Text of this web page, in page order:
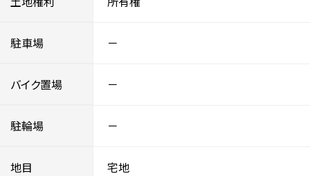
駐車場 －
バイク置場 －
駐輪場 －
地目 宅地